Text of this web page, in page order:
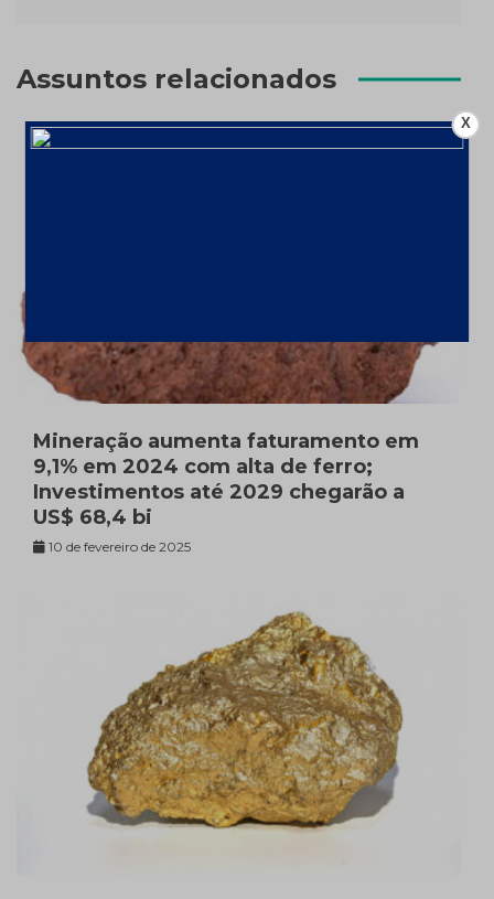
Assuntos relacionados
Mineração aumenta faturamento em
9,1% em 2024 com alta de ferro;
Investimentos até 2029 chegarão a
US$ 68,4 bi
10 de fevereiro de 2025
X